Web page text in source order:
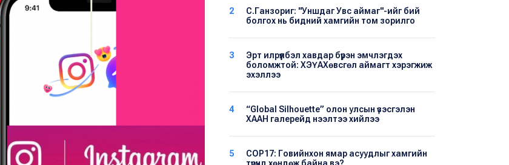
2
С.Ганзориг: "Уншдаг Увс аймаг"-ийг бий
болгох нь бидний хамгийн том зорилго
3
Эрт илрүүлбэл хавдар бүрэн эмчлэгдэх
боломжтой: ХЭҮА​Хөвсгөл аймагт хэрэгжиж
эхэллээ
4
“Global Silhouette” олон улсын үзэсгэлэн
ХААН галерейд нээлтээ хийлээ
5
COP17: Говийнхон ямар асуудлыг хамгийн